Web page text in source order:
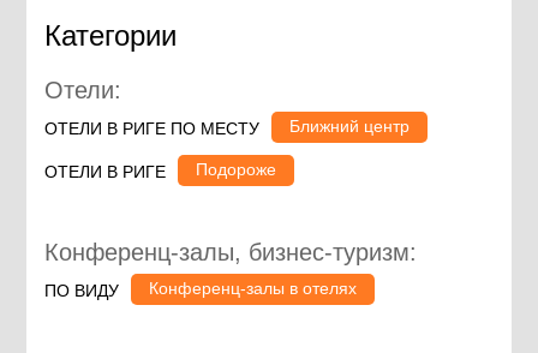
Категории
Отели:
ОТЕЛИ В РИГЕ ПО МЕСТУ Ближний центр
ОТЕЛИ В РИГЕ Подороже
Конференц-залы, бизнес-туризм:
ПО ВИДУ Конференц-залы в отелях